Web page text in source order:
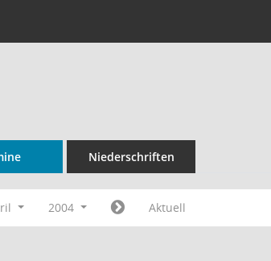
Niederschriften
2004 Aktuell